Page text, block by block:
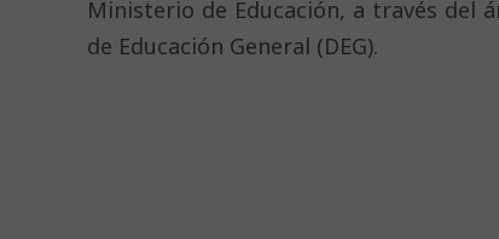
Ministerio de Educación, a través del
de Educación General (DEG).